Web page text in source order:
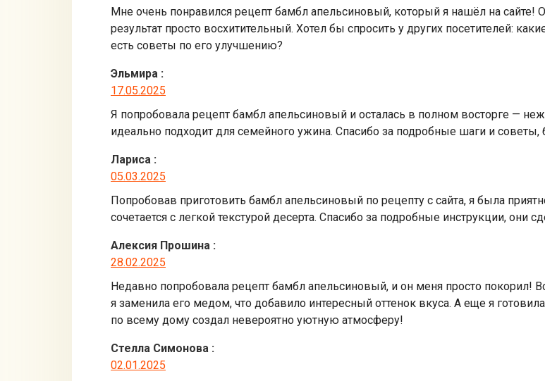
Мне очень понравился рецепт бамбл апельсиновый, который я нашёл на сайте!
результат просто восхитительный. Хотел бы спросить у других посетителей:
есть советы по его улучшению?
Эльмира :
17.05.2025
Я попробовала рецепт бамбл апельсиновый и осталась в полном восторге —
идеально подходит для семейного ужина. Спасибо за подробные шаги и советы,
Лариса :
05.03.2025
Попробовав приготовить бамбл апельсиновый по рецепту с сайта, я была
сочетается с легкой текстурой десерта. Спасибо за подробные инструкции,
Алексия Прошина :
28.02.2025
Недавно попробовала рецепт бамбл апельсиновый, и он меня просто покорил!
я заменила его медом, что добавило интересный оттенок вкуса. А еще я
по всему дому создал невероятно уютную атмосферу!
Стелла Симонова :
02.01.2025